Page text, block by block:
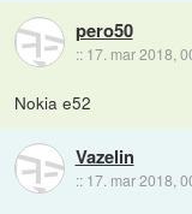
pero50
:: 17. mar 2018,
Nokia e52
Vazelin
:: 17. mar 2018,